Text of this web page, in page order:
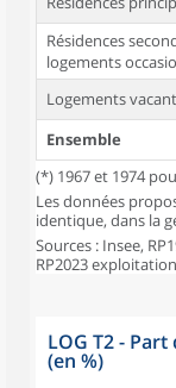
Résidences
logements
Logements
Ensemble
(*) 1967 et 1974
Les données
identique, dans la
Sources : Insee,
RP2023
LOG T2 -
(en %)